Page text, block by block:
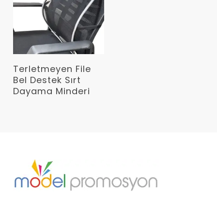
Devamını Oku
Terletmeyen File
Bel Destek Sırt
Dayama Minderi